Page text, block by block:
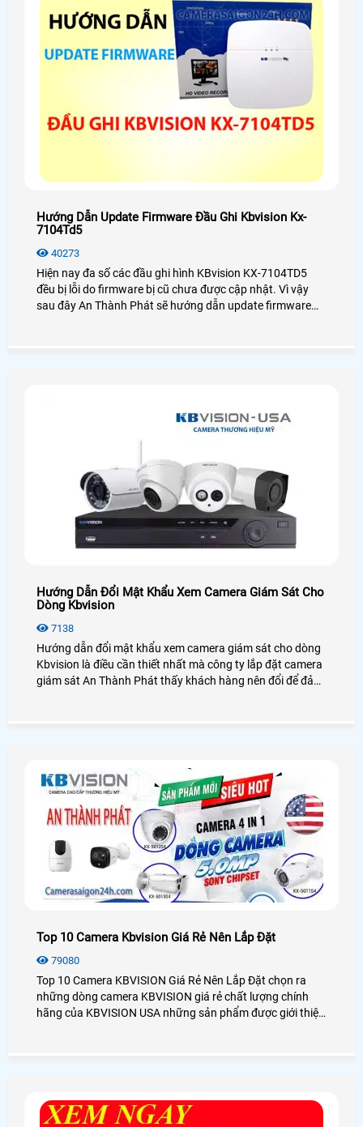
Hướng Dẫn Update Firmware Đầu Ghi Kbvision Kx-
7104Td5
40273
Hiện nay đa số các đầu ghi hình KBvision KX-7104TD5
đều bị lỗi do firmware bị cũ chưa được cập nhật. Vì vậy
sau đây An Thành Phát sẽ hướng dẫn update firmware
Hướng Dẫn Đổi Mật Khẩu Xem Camera Giám Sát Cho
Dòng Kbvision
7138
Hướng dẫn đổi mật khẩu xem camera giám sát cho dòng
Kbvision là điều cần thiết nhất mà công ty lắp đặt camera
giám sát An Thành Phát thấy khách hàng nên đổi để đảm
Top 10 Camera Kbvision Giá Rẻ Nên Lắp Đặt
79080
Top 10 Camera KBVISION Giá Rẻ Nên Lắp Đặt chọn ra
những dòng camera KBVISION giá rẻ chất lượng chính
hãng của KBVISION USA những sản phẩm được giới thiệu